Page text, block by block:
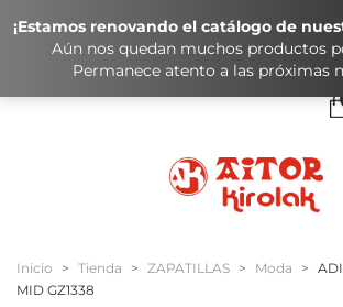
No hay elementos en el
SUBTOTAL:
HASIERA / INICIO
Inicio > Tienda > ZAPATILLAS > Moda >
MID GZ1338
¡Estamos renovando el catálogo de
Aún nos quedan muchos productos
Permanece atento a las próximas